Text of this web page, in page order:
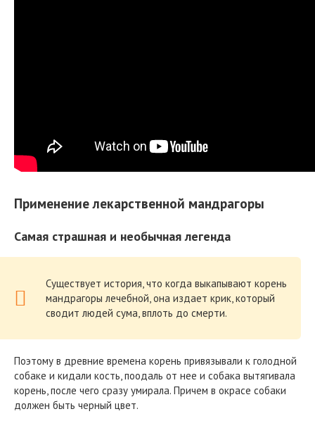
Применение лекарственной мандрагоры
Самая страшная и необычная легенда
Существует история, что когда выкапывают корень
мандрагоры лечебной, она издает крик, который
сводит людей сума, вплоть до смерти.
Поэтому в древние времена корень привязывали к голодной
собаке и кидали кость, поодаль от нее и собака вытягивала
корень, после чего сразу умирала. Причем в окрасе собаки
должен быть черный цвет.